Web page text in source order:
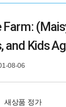
and Kids
08-06
새상품 정가